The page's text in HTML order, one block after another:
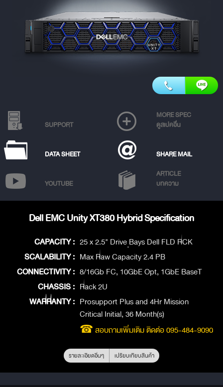
SUPPORT
MORE SPEC
ดูสเปคอื่น
DATA SHEET SHARE MAIL
YOUTUBE
ARTICLE
บทความ
Dell EMC Unity XT380 Hybrid Specification
CAPACITY : 25 x 2.5" Drive ฺBays Dell FLD RCK
SCALABILITY : Max Raw Capacity 2.4 PB
CONNECTIVITY : 8/16Gb FC, 10GbE Opt, 1GbE BaseT
CHASSIS : Rack 2U
WARRANTY : Prosupport Plus and 4Hr Mission
Critical Initial, 36 Month(s)
☎ สอบถามเพิ่มเติม ติดต่อ 095-484-9090
รายละเอียดอื่นๆ เปรียบเทียบสินค้า